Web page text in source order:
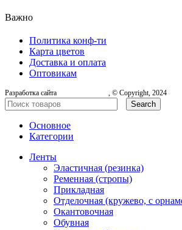
Важно
Политика конф-ти
Карта цветов
Доставка и оплата
Оптовикам
Разработка сайта , © Copyright, 2024
Search
Основное
Категории
Ленты
Эластичная (резинка)
Ременная (стропы)
Прикладная
Отделочная (кружево, с
Окантовочная
Обувная